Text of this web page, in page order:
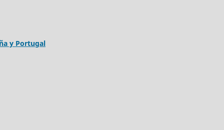
y Portugal